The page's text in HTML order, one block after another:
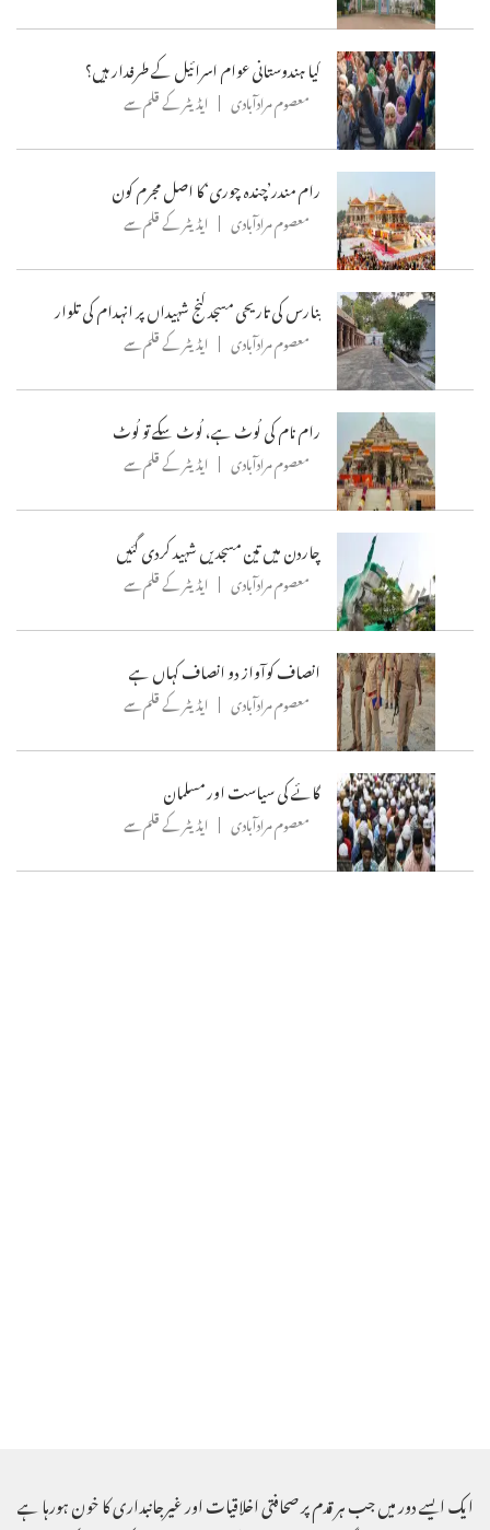
کیا ہندوستانی عوام اسرائیل کے طرفدار ہیں؟
معصوم مرادآبادی ایڈیٹر کے قلم سے
رام مندر’چندہ چوری‘کا اصل مجرم کون
معصوم مرادآبادی ایڈیٹر کے قلم سے
بنارس کی تاریحی مسجد گنج شہیداں پر انہدام کی تلوار
معصوم مرادآبادی ایڈیٹر کے قلم سے
رام نام کی لُوٹ ہے، لُوٹ سکے تو لُوٹ
معصوم مرادآبادی ایڈیٹر کے قلم سے
چاردن میں تین مسجدیں شہید کردی گئیں
معصوم مرادآبادی ایڈیٹر کے قلم سے
انصاف کوآواز دو انصاف کہاں ہے
معصوم مرادآبادی ایڈیٹر کے قلم سے
گائے کی سیاست اور مسلمان
معصوم مرادآبادی ایڈیٹر کے قلم سے
ایک ایسے دور میں جب ہر قدم پر صحافتی اخلاقیات اور غیرجانبداری کا خون ہورہا ہے